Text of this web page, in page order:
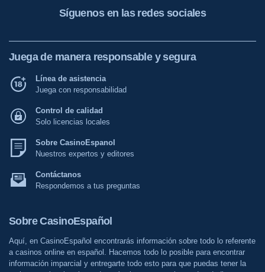
Síguenos en las redes sociales
Juega de manera responsable y segura
Línea de asistencia
Juega con responsabilidad
Control de calidad
Solo licencias locales
Sobre CasinoEspanol
Nuestros expertos y editores
Contáctanos
Respondemos a tus preguntas
Sobre CasinoEspañol
Aquí, en CasinoEspañol encontrarás información sobre todo lo referente
a casinos online en español. Hacemos todo lo posible para encontrar
información imparcial y entregarte todo esto para que puedas tener la